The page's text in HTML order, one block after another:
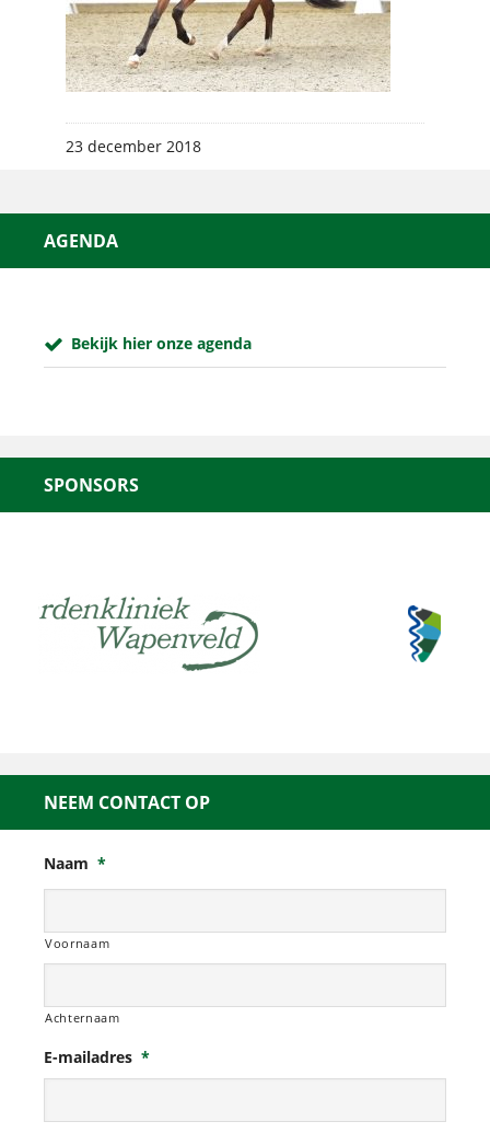
23 december 2018
AGENDA
Bekijk hier onze agenda
SPONSORS
NEEM CONTACT OP
Naam *
Voornaam
Achternaam
E-mailadres *